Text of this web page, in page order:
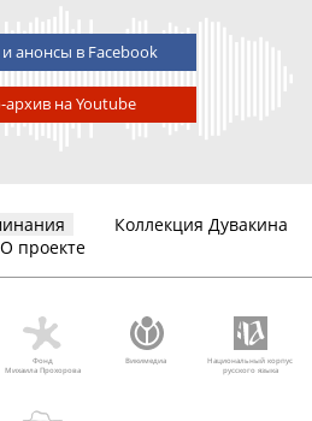
анонсы в Facebook
архив на Youtube
Коллекция Дувакина
О проекте
Фонд
Михаила Прохорова
Викимедиа
Национальный корпус
русского языка